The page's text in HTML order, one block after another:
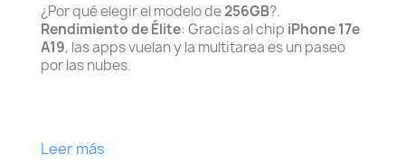
¿Por qué elegir el modelo de256GB?.
Rendimiento de Élite: Gracias al chip iPhone 17e
A19, las apps vuelan y la multitarea es un paseo
por las nubes.
Leer más